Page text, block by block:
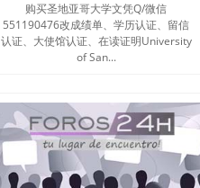
购买圣地亚哥大学文凭Q/微信
551190476改成绩单、学历认证、留信
认证、大使馆认证、在读证明University
of San...